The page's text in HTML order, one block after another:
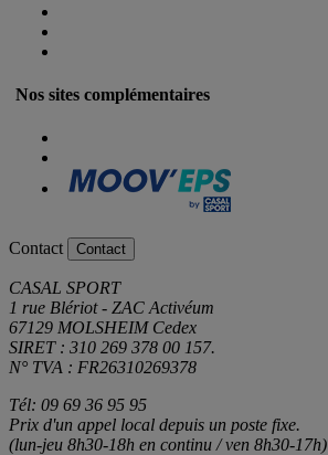
Nos sites complémentaires
Contact Contact
CASAL SPORT
1 rue Blériot - ZAC Activéum
67129 MOLSHEIM Cedex
SIRET : 310 269 378 00 157.
N° TVA : FR26310269378
Tél: 09 69 36 95 95
Prix d'un appel local depuis un poste fixe.
(lun-jeu 8h30-18h en continu / ven 8h30-17h)